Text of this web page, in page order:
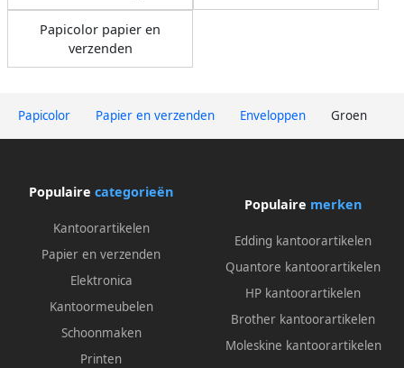
Papicolor Papier en verzenden Enveloppen Groen
Papicolor papier en
verzenden
Populaire categorieën
Kantoorartikelen
Papier en verzenden
Elektronica
Kantoormeubelen
Schoonmaken
Printen
Populaire merken
Edding kantoorartikelen
Quantore kantoorartikelen
HP kantoorartikelen
Brother kantoorartikelen
Moleskine kantoorartikelen